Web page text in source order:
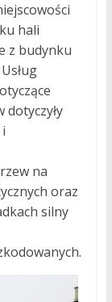
hali
z budynku
na
oraz
silny